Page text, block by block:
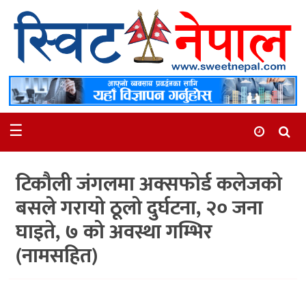
समाचार
स्थानीय
मनोरञ्जन
अन्तर्वार्ता
समाज
रोचक
☰
टिकौली जंगलमा अक्सफोर्ड कलेजको
बसले गरायो ठूलो दुर्घटना, २० जना
घाइते, ७ को अवस्था गम्भिर
(नामसहित)